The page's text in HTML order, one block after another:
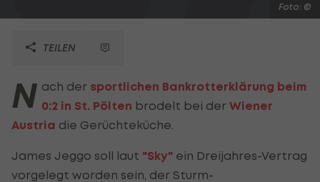
Foto: ©
TEILEN
N ach der sportlichen Bankrotterklärung beim
0:2 in St. Pölten brodelt bei der Wiener
Austria die Gerüchteküche.
James Jeggo soll laut "Sky" ein Dreijahres-Vertrag
vorgelegt worden sein, der Sturm-